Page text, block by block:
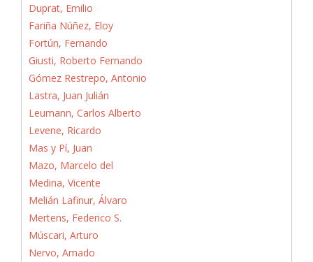
Duprat, Emilio
Fariña Núñez, Eloy
Fortún, Fernando
Giusti, Roberto Fernando
Gómez Restrepo, Antonio
Lastra, Juan Julián
Leumann, Carlos Alberto
Levene, Ricardo
Mas y Pí, Juan
Mazo, Marcelo del
Medina, Vicente
Melián Lafinur, Álvaro
Mertens, Federico S.
Múscari, Arturo
Nervo, Amado